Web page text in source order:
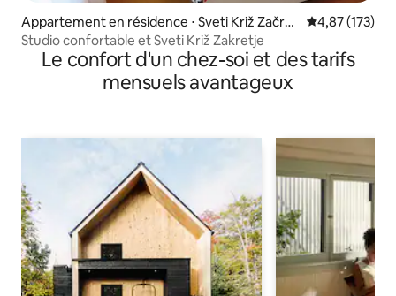
Appartement en résidence ⋅ Sveti Križ Začret
je
Évaluation
4,87 (173)
Studio confortable et Sveti Križ Zakretje
Le confort d'un chez-soi et des tarifs
mensuels avantageux